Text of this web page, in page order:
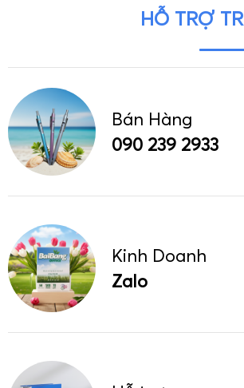
HỖ TRỢ
Bán Hàng
090 239 2933
Kinh Doanh
Zalo